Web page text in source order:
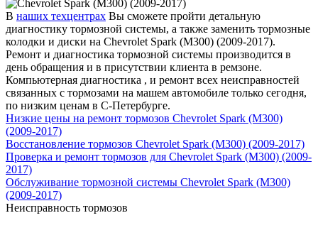
В наших техцентрах Вы сможете пройти детальную
диагностику тормозной системы, а также заменить тормозные
колодки и диски на Chevrolet Spark (M300) (2009-2017).
Ремонт и диагностика тормозной системы производится в
день обращения и в присутствии клиента в ремзоне.
Компьютерная диагностика , и ремонт всех неисправностей
связанных с тормозами на машем автомобиле только сегодня,
по низким ценам в С-Петербурге.
Низкие цены на ремонт тормозов Chevrolet Spark (M300)
(2009-2017)
Восстановление тормозов Chevrolet Spark (M300) (2009-2017)
Проверка и ремонт тормозов для Chevrolet Spark (M300) (2009-
2017)
Обслуживание тормозной системы Chevrolet Spark (M300)
(2009-2017)
Неисправность тормозов